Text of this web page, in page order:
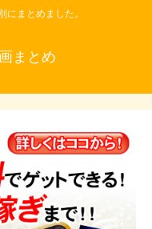
にまとめました。
まとめ